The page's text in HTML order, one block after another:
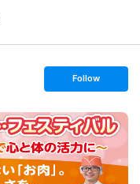
s
t
o
l
l
o
w
Follow